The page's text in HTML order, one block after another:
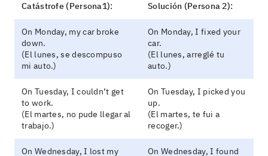
Catástrofe (Persona1): Solución (Persona 2):
On Monday, my car broke
down.
(El lunes, se descompuso
mi auto.)
On Monday, I fixed your
car.
(El lunes, arreglé tu
auto.)
On Tuesday, I couldn’t get
to work.
(El martes, no pude llegar al
trabajo.)
On Tuesday, I picked you
up.
(El martes, te fui a
recoger.)
On Wednesday, I lost my
On Wednesday, I found